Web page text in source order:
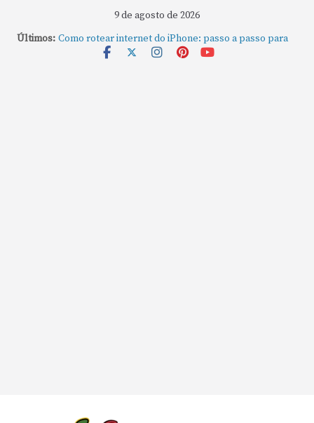
9 de agosto de 2026
Últimos: Como rotear internet do iPhone: passo a passo para
compartilhar a conexão